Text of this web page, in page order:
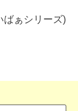
ばぁシリーズ)